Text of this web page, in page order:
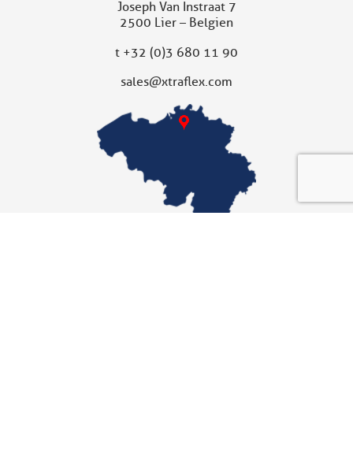
Joseph Van Instraat 7
2500 Lier – Belgien
t +32 (0)3 680 11 90
sales@xtraflex.com